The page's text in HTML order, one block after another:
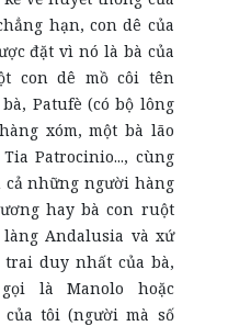
hạn, con dê của
đặt vì nó là bà của
con dê mồ côi tên
Patufè (có bộ lông
xóm, một bà lão
Patrocinio..., cùng
cả những người hàng
hay bà con ruột
Andalusia và xứ
trai duy nhất của bà,
là Manolo hoặc
tôi (người mà số